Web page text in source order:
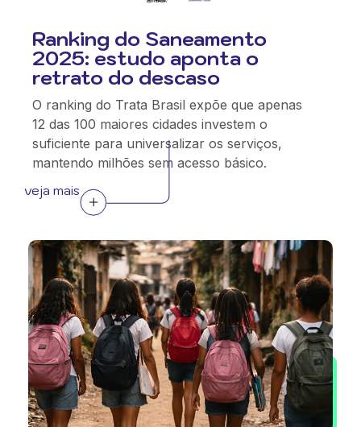
Ranking do Saneamento
2025: estudo aponta o
retrato do descaso
O ranking do Trata Brasil expõe que apenas
12 das 100 maiores cidades investem o
suficiente para universalizar os serviços,
mantendo milhões sem acesso básico.
veja mais